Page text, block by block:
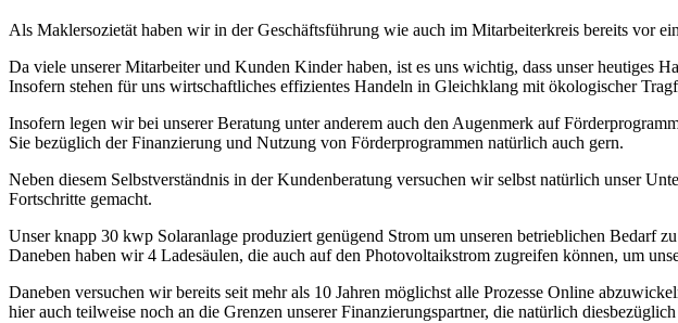
Als Maklersozietät haben wir in der Geschäftsführung wie auch im Mitarbeiterkreis bereits vor
Da viele unserer Mitarbeiter und Kunden Kinder haben, ist es uns wichtig, dass unser heutiges
Insofern stehen für uns wirtschaftliches effizientes Handeln in Gleichklang mit ökologischer
Insofern legen wir bei unserer Beratung unter anderem auch den Augenmerk auf
Sie bezüglich der Finanzierung und Nutzung von Förderprogrammen natürlich auch gern.
Neben diesem Selbstverständnis in der Kundenberatung versuchen wir selbst natürlich unser
Fortschritte gemacht.
Unser knapp 30 kwp Solaranlage produziert genügend Strom um unseren betrieblichen Bedarf
Daneben haben wir 4 Ladesäulen, die auch auf den Photovoltaikstrom zugreifen können, um
Daneben versuchen wir bereits seit mehr als 10 Jahren möglichst alle Prozesse Online
hier auch teilweise noch an die Grenzen unserer Finanzierungspartner, die natürlich